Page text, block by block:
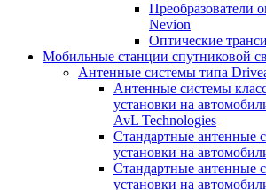
Преобразователи
Nevion
Оптические
Мобильные станции спутниковой
Антенные системы типа
Антенные системы
установки на
AvL Technologies
Стандартные антенные
установки на
Стандартные антенные
установки на